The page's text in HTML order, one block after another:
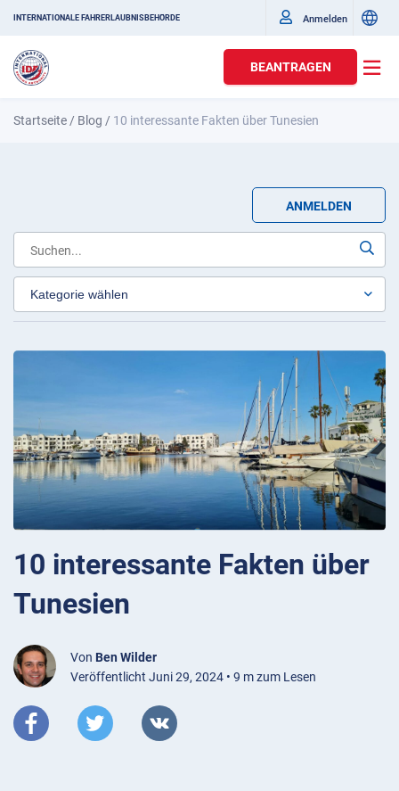
INTERNATIONALE FAHRERLAUBNISBEHÖRDE Anmelden
BEANTRAGEN
Startseite / Blog / 10 interessante Fakten über Tunesien
ANMELDEN
10 interessante Fakten über
Tunesien
Von Ben Wilder
Veröffentlicht Juni 29, 2024 • 9 m zum Lesen